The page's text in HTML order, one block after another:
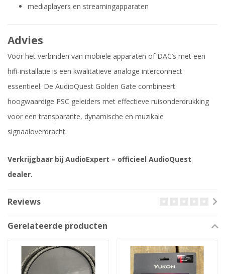
mediaplayers en streamingapparaten
Advies
Voor het verbinden van mobiele apparaten of DAC’s met een
hifi-installatie is een kwalitatieve analoge interconnect
essentieel. De AudioQuest Golden Gate combineert
hoogwaardige PSC geleiders met effectieve ruisonderdrukking
voor een transparante, dynamische en muzikale
signaaloverdracht.
Verkrijgbaar bij AudioExpert – officieel AudioQuest
dealer.
Reviews
Gerelateerde producten